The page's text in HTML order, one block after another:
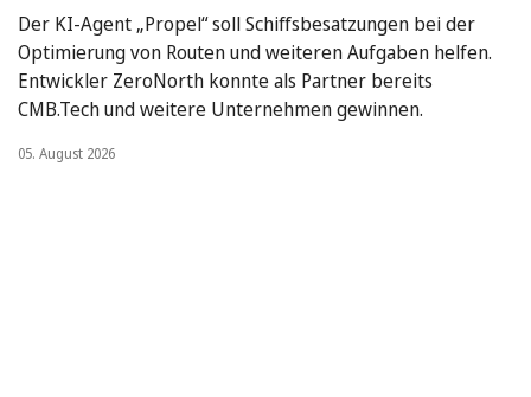
Der KI-Agent „Propel“ soll Schiffsbesatzungen bei der
Optimierung von Routen und weiteren Aufgaben helfen.
Entwickler ZeroNorth konnte als Partner bereits
CMB.Tech und weitere Unternehmen gewinnen.
05. August 2026